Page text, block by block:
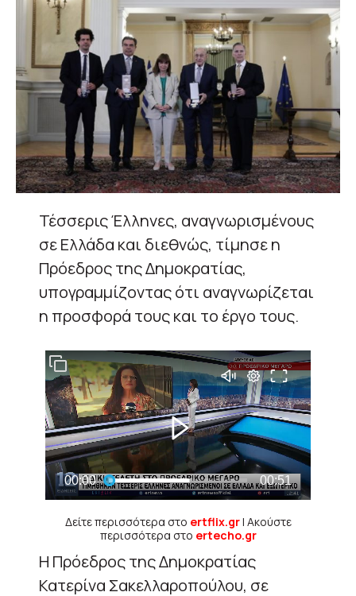
Τέσσερις Έλληνες, αναγνωρισμένους
σε Ελλάδα και διεθνώς, τίμησε η
Πρόεδρος της Δημοκρατίας,
υπογραμμίζοντας ότι αναγνωρίζεται
η προσφορά τους και το έργο τους.
Δείτε περισσότερα στο ertflix.gr| Ακούστε
περισσότερα στο ertecho.gr
Η Πρόεδρος της Δημοκρατίας
Κατερίνα Σακελλαροπούλου, σε